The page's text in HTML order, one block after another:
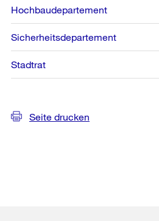
Hochbaudepartement
Sicherheitsdepartement
Stadtrat
Seite drucken